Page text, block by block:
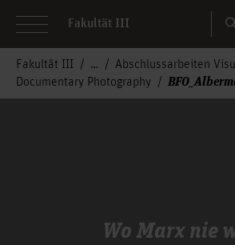
Fakultät III
Fakultät III
Abschlussarbeiten
Documentary Photography
Wo Marx nie